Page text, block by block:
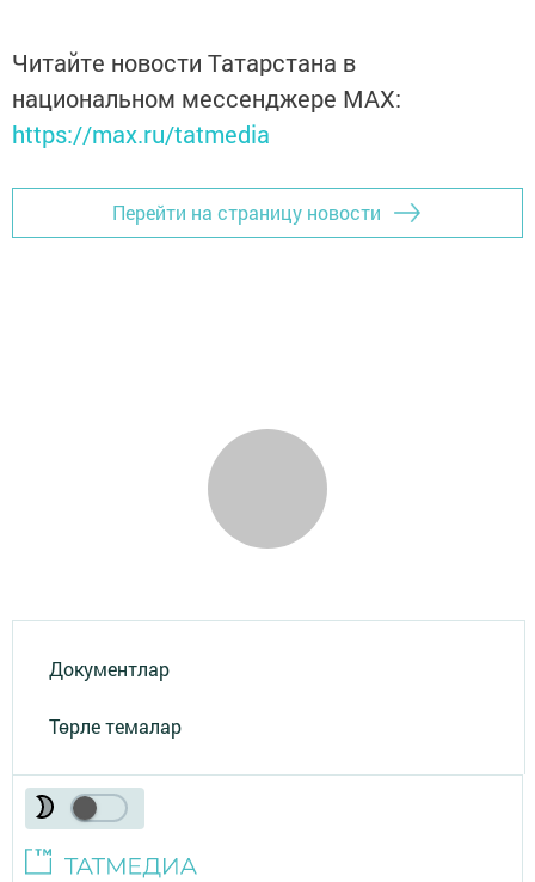
Читайте новости Татарстана в
национальном мессенджере MАХ:
https://max.ru/tatmedia
Перейти на страницу новости
Документлар
Төрле темалар